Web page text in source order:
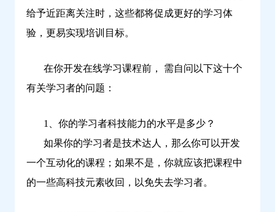
给予近距离关注时，这些都将促成更好的学习体
验，更易实现培训目标。
在你开发在线学习课程前， 需自问以下这十个
有关学习者的问题：
1、你的学习者科技能力的水平是多少？
如果你的学习者是技术达人，那么你可以开发
一个互动化的课程；如果不是，你就应该把课程中
的一些高科技元素收回，以免失去学习者。